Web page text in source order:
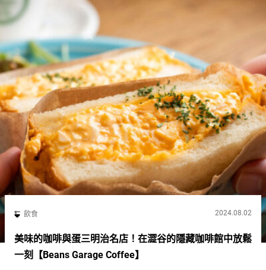
飲食 2024.08.02
美味的咖啡與蛋三明治名店！在澀谷的隱藏咖啡館中放鬆
一刻【Beans Garage Coffee】